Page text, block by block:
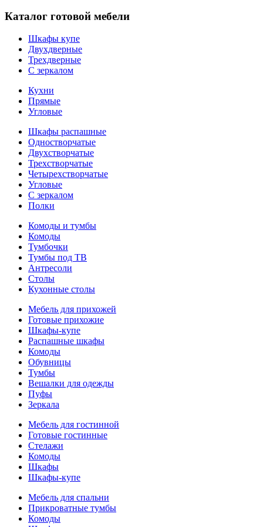
Каталог готовой мебели
Шкафы купе
Двухдверные
Трехдверные
С зеркалом
Кухни
Прямые
Угловые
Шкафы распашные
Одностворчатые
Двухстворчатые
Трехстворчатые
Четырехстворчатые
Угловые
С зеркалом
Полки
Комоды и тумбы
Комоды
Тумбочки
Тумбы под ТВ
Антресоли
Столы
Кухонные столы
Мебель для прихожей
Готовые прихожие
Шкафы-купе
Распашные шкафы
Комоды
Обувницы
Тумбы
Вешалки для одежды
Пуфы
Зеркала
Мебель для гостинной
Готовые гостинные
Стелажи
Комоды
Шкафы
Шкафы-купе
Мебель для спальни
Прикроватные тумбы
Комоды